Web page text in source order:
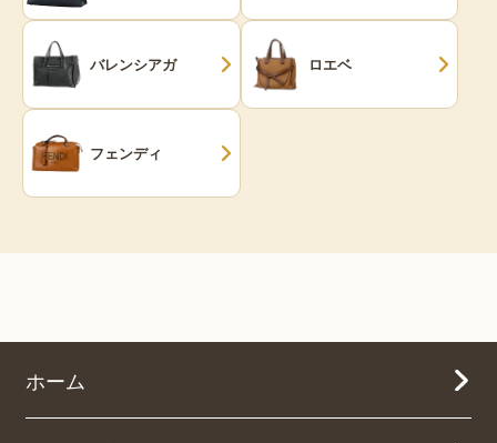
バレンシアガ ロエベ
フェンディ
ホーム